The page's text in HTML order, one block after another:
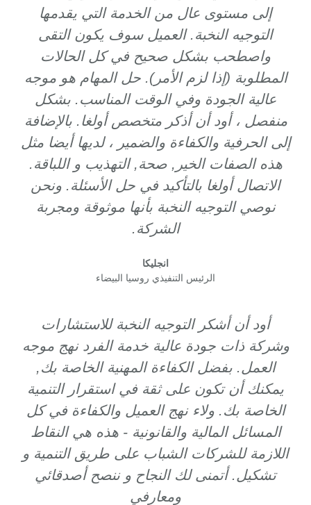
إلى مستوى عال من الخدمة التي يقدمها
التوجيه النخبة. العميل سوف يكون التقى
واصطحب بشكل صحيح في كل الحالات
المطلوبة (إذا لزم الأمر). حل المهام هو موجه
عالية الجودة وفي الوقت المناسب. بشكل
منفصل ، أود أن أذكر متخصص أولغا. بالإضافة
إلى الحرفية والكفاءة والضمير ، لديها أيضا مثل
هذه الصفات الخير, صحة, التهذيب و اللباقة.
الاتصال أولغا بالتأكيد في حل الأسئلة. ونحن
نوصي التوجيه النخبة بأنها موثوقة ومجربة
الشركة.
انجليكا
الرئيس التنفيذي روسيا البيضاء
أود أن أشكر التوجيه النخبة للاستشارات
وشركة ذات جودة عالية خدمة الفرد نهج موجه
العمل. بفضل الكفاءة المهنية الخاصة بك,
يمكنك أن تكون على ثقة في استقرار التنمية
الخاصة بك. ولاء نهج العميل والكفاءة في كل
المسائل المالية والقانونية - هذه هي النقاط
اللازمة للشركات الشباب على طريق التنمية و
تشكيل. أتمنى لك النجاح و ننصح أصدقائي
ومعارفي